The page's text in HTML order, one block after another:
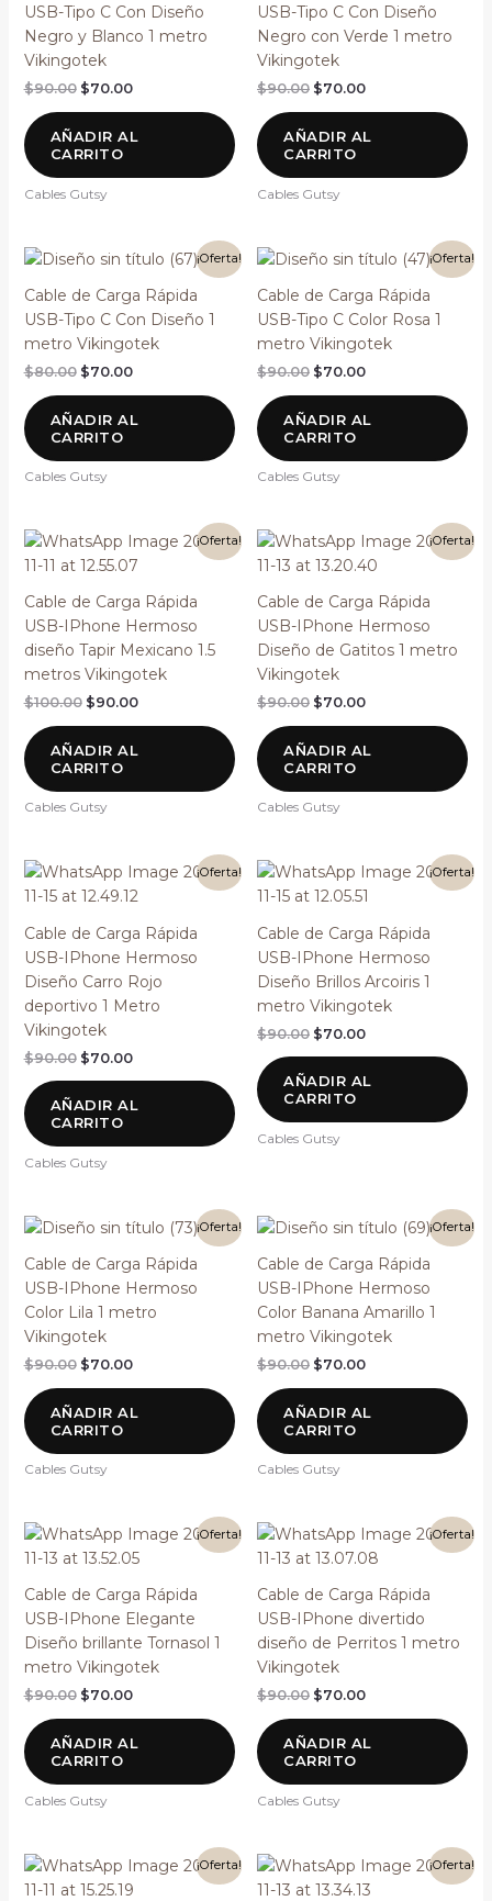
USB-Tipo C Con Diseño
Negro y Blanco 1 metro
Vikingotek
$90.00
$90.00.
$70.00
$70.00.
AÑADIR AL
CARRITO
Cables Gutsy
USB-Tipo C Con Diseño
Negro con Verde 1 metro
Vikingotek
$90.00
$90.00.
$70.00
$70.00.
AÑADIR AL
CARRITO
Cables Gutsy
¡Oferta!
Cable de Carga Rápida
USB-Tipo C Con Diseño 1
metro Vikingotek
$80.00
El
original
era:
$80.00.
$70.00
El
precio
actual
es:
$70.00.
AÑADIR AL
CARRITO
Cables Gutsy
¡Oferta!
Cable de Carga Rápida
USB-Tipo C Color Rosa 1
metro Vikingotek
$90.00
El
original
era:
$90.00.
$70.00
El
precio
actual
es:
$70.00.
AÑADIR AL
CARRITO
Cables Gutsy
¡Oferta!
Cable de Carga Rápida
USB-IPhone Hermoso
diseño Tapir Mexicano 1.5
metros Vikingotek
$100.00
El
precio
original
$100.00.
$90.00
El
precio
$90.00.
AÑADIR AL
CARRITO
Cables Gutsy
¡Oferta!
Cable de Carga Rápida
USB-IPhone Hermoso
Diseño de Gatitos 1 metro
Vikingotek
$90.00
El
precio
original
$90.00.
$70.00
El
precio
actual
$70.00.
AÑADIR AL
CARRITO
Cables Gutsy
¡Oferta!
Cable de Carga Rápida
USB-IPhone Hermoso
Diseño Carro Rojo
deportivo 1 Metro
Vikingotek
$90.00
El
precio
original
$90.00.
$70.00
El
precio
actual
$70.00.
AÑADIR AL
CARRITO
Cables Gutsy
¡Oferta!
Cable de Carga Rápida
USB-IPhone Hermoso
Diseño Brillos Arcoiris 1
metro Vikingotek
$90.00
El
precio
original
$90.00.
$70.00
El
precio
actual
$70.00.
AÑADIR AL
CARRITO
Cables Gutsy
¡Oferta!
Cable de Carga Rápida
USB-IPhone Hermoso
Color Lila 1 metro
Vikingotek
$90.00
El
original
$90.00.
$70.00
El
precio
actual
$70.00.
AÑADIR AL
CARRITO
Cables Gutsy
¡Oferta!
Cable de Carga Rápida
USB-IPhone Hermoso
Color Banana Amarillo 1
metro Vikingotek
$90.00
El
original
$90.00.
$70.00
El
precio
actual
$70.00.
AÑADIR AL
CARRITO
Cables Gutsy
¡Oferta!
Cable de Carga Rápida
USB-IPhone Elegante
Diseño brillante Tornasol 1
metro Vikingotek
$90.00
El
precio
original
$90.00.
$70.00
El
precio
actual
$70.00.
AÑADIR AL
CARRITO
Cables Gutsy
¡Oferta!
Cable de Carga Rápida
USB-IPhone divertido
diseño de Perritos 1 metro
Vikingotek
$90.00
El
precio
original
$90.00.
$70.00
El
precio
actual
$70.00.
AÑADIR AL
CARRITO
Cables Gutsy
¡Oferta!
El
precio
original
El
precio
actual
¡Oferta!
El
precio
original
El
precio
actual